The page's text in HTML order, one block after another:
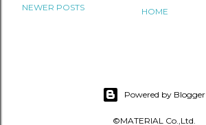
NEWER POSTS HOME
Powered by Blogger
©MATERIAL Co.,Ltd.